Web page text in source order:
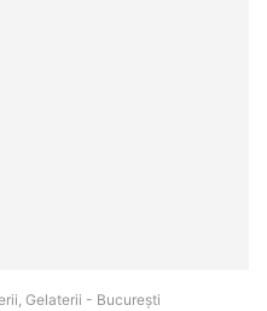
Gelaterii - Bucureşti